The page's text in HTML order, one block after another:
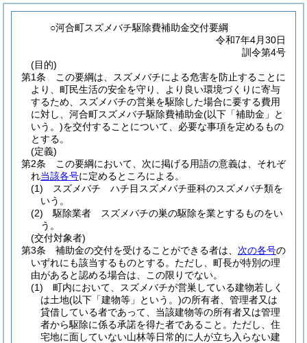
○河合町スズメバチ駆除費補助金交付要綱
令和7年4月30日
訓令第4号
(目的)
第1条
この要綱は、スズメバチによる危害を防止することに
より、町民生活の安全を守り、より良い環境づくりに寄与
するため、スズメバチの営巣を駆除した場合に要する費用
に対し、河合町スズメバチ駆除費補助金(以下「補助金」と
いう。)を交付することについて、必要な事項を定めるもの
とする。
(定義)
第2条
この要綱において、次に掲げる用語の意義は、それぞ
れ当該各号に定めるところによる。
(1)
スズメバチ ハチ目スズメバチ亜科のスズメバチ類を
いう。
(2)
駆除業者 スズメバチの巣の駆除を業とするものをい
う。
(交付対象者)
第3条
補助金の交付を受けることができる者は、 次の各号の
いずれにも該当するものとする。 ただし、町長が特別の理
由があると認める場合は、この限りでない。
(1)
町内において、スズメバチが営巣している建物若しく
は土地(以下「建物等」という。)の所有者、管理者又は
貸借している者であって、当該建物等の所有者又は管理
者から駆除に係る承諾を得た者であること。 ただし、住
宅地に面していない山林等日常的に人が立ち入らない建